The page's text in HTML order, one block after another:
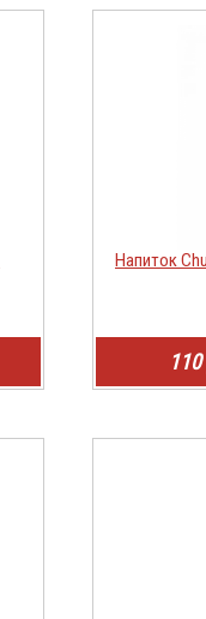
Напиток
110